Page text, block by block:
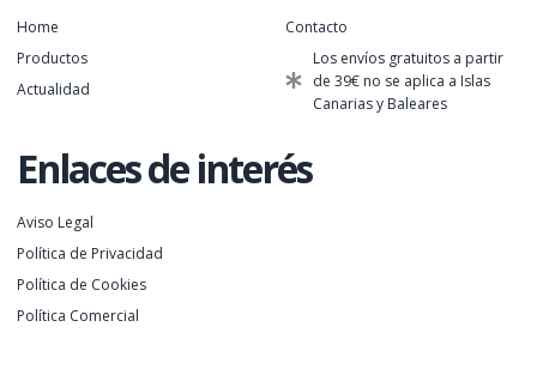
Home
Productos
Actualidad
Contacto
Los envíos gratuitos a partir
de 39€ no se aplica a Islas
Canarias y Baleares
Enlaces de interés
Aviso Legal
Política de Privacidad
Política de Cookies
Política Comercial